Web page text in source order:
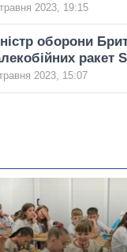
2023, 19:15
оборони
ракет
2023, 15:07